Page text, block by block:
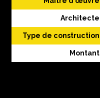
Architecte
Type de construction
Montant